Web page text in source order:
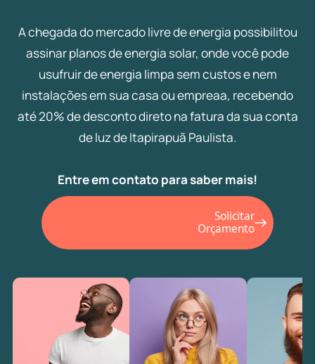
A chegada do mercado livre de energia possibilitou
assinar planos de energia solar, onde você pode
usufruir de energia limpa sem custos e nem
instalações em sua casa ou empreaa, recebendo
até 20% de desconto direto na fatura da sua conta
de luz de Itapirapuã Paulista.
Entre em contato para saber mais!
Solicitar
Orçamento